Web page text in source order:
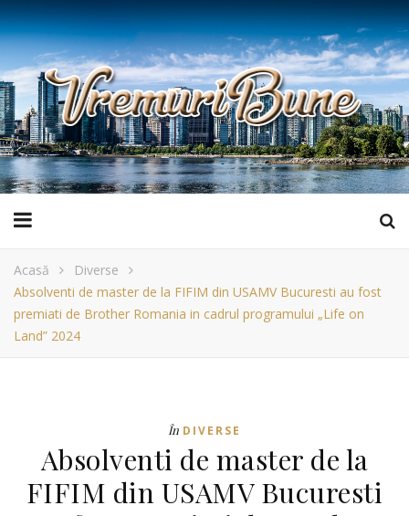
Acasă
Diverse
Absolventi de master de la FIFIM din USAMV Bucuresti au fost
premiati de Brother Romania in cadrul programului „Life on
Land” 2024
În DIVERSE
Absolventi de master de la
FIFIM din USAMV Bucuresti